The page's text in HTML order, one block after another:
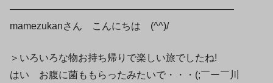
———————————————————————
mamezukanさん こんにちは (^^)/
＞いろいろな物お持ち帰りで楽しい旅でしたね!
はい お腹に菌ももらったみたいで・・・(;￣ー￣川